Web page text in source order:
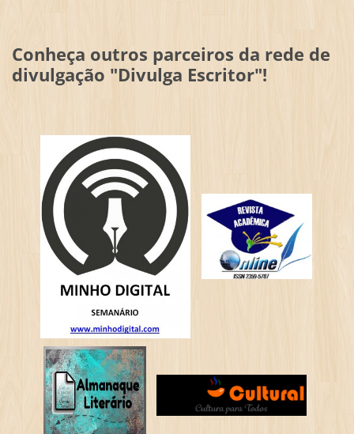
Conheça outros parceiros da rede de
divulgação "Divulga Escritor"!